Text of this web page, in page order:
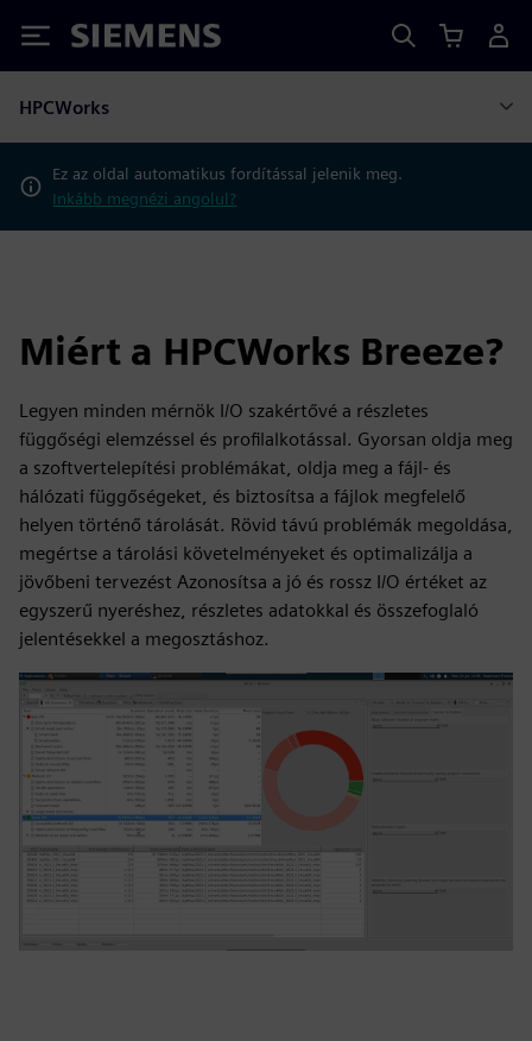
Siemens
HPCWorks
Ez az oldal automatikus fordítással jelenik meg.
Inkább megnézi angolul?
Miért a HPCWorks Breeze?
Legyen minden mérnök I/O szakértővé a részletes
függőségi elemzéssel és profilalkotással. Gyorsan oldja meg
a szoftvertelepítési problémákat, oldja meg a fájl- és
hálózati függőségeket, és biztosítsa a fájlok megfelelő
helyen történő tárolását. Rövid távú problémák megoldása,
megértse a tárolási követelményeket és optimalizálja a
jövőbeni tervezést Azonosítsa a jó és rossz I/O értéket az
egyszerű nyeréshez, részletes adatokkal és összefoglaló
jelentésekkel a megosztáshoz.